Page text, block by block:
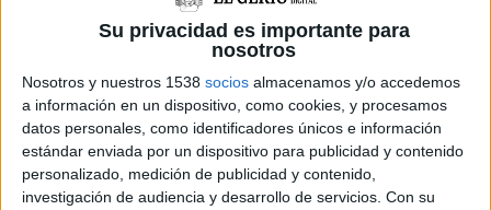
Su privacidad es importante para
nosotros
Nosotros y nuestros 1538 socios almacenamos y/o accedemos
a información en un dispositivo, como cookies, y procesamos
datos personales, como identificadores únicos e información
estándar enviada por un dispositivo para publicidad y contenido
personalizado, medición de publicidad y contenido,
investigación de audiencia y desarrollo de servicios. Con su
Bombers que l'ha extingit ràpidament.
No s'han registrat ferits.
ImprimirEnvia
a
un
amic
PDF